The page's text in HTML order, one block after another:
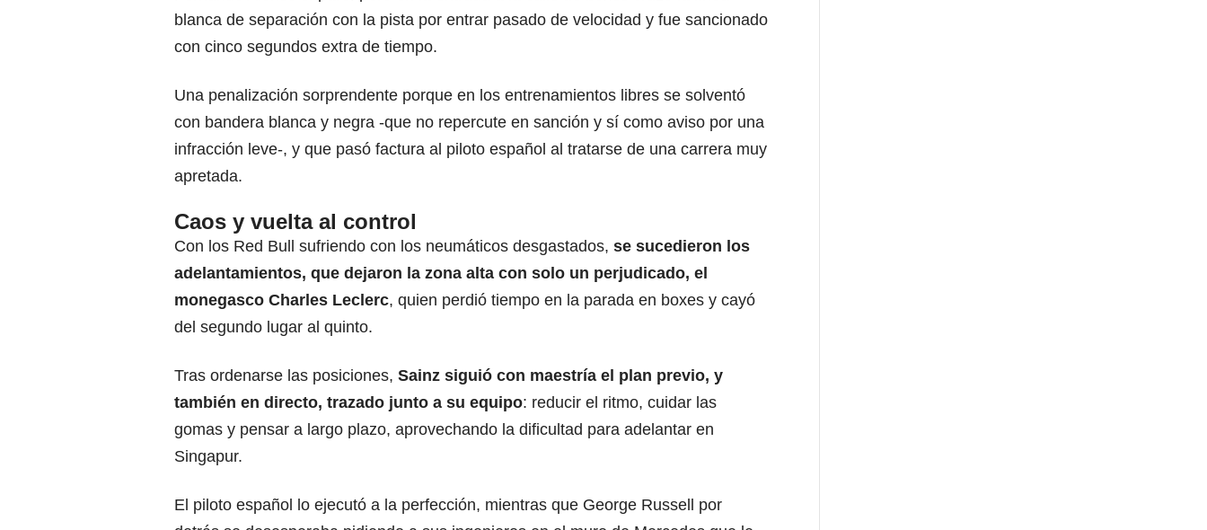
blanca de separación con la pista por entrar pasado de velocidad y fue sancionado
con cinco segundos extra de tiempo.
Una penalización sorprendente porque en los entrenamientos libres se solventó
con bandera blanca y negra -que no repercute en sanción y sí como aviso por una
infracción leve-, y que pasó factura al piloto español al tratarse de una carrera muy
apretada.
Caos y vuelta al control
Con los Red Bull sufriendo con los neumáticos desgastados, se sucedieron los
adelantamientos, que dejaron la zona alta con solo un perjudicado, el
monegasco Charles Leclerc, quien perdió tiempo en la parada en boxes y cayó
del segundo lugar al quinto.
Tras ordenarse las posiciones, Sainz siguió con maestría el plan previo, y
también en directo, trazado junto a su equipo: reducir el ritmo, cuidar las
gomas y pensar a largo plazo, aprovechando la dificultad para adelantar en
Singapur.
El piloto español lo ejecutó a la perfección, mientras que George Russell por